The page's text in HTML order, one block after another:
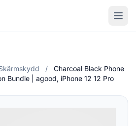
/
Charcoal Black Phone
Bundle | agood, iPhone 12 12 Pro